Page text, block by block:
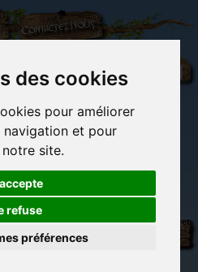
des cookies
pour améliorer
et pour
site.
refuse
préférences
Contactez-nous
Carterie
Activités
détente et jeux
Objets déco et